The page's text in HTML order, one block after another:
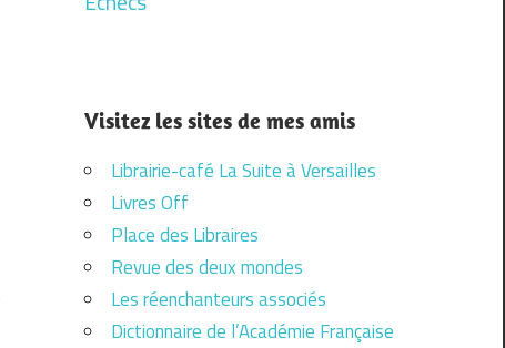
Visitez les sites de mes amis
Librairie-café La Suite à Versailles
Livres Off
Place des Libraires
Revue des deux mondes
Les réenchanteurs associés
Dictionnaire de l’Académie Française